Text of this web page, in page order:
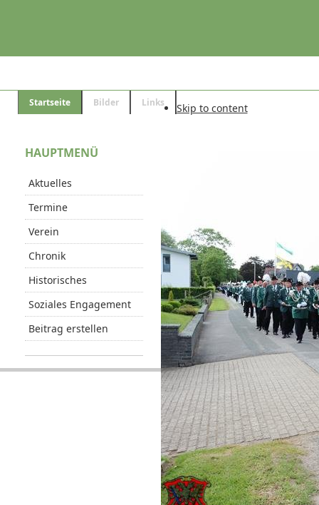
Startseite Bilder Links Skip to content
HAUPTMENÜ
Aktuelles
Termine
Verein
Chronik
Historisches
Soziales Engagement
Beitrag erstellen